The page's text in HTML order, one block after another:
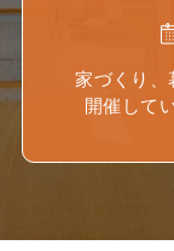
家づくり
開催して